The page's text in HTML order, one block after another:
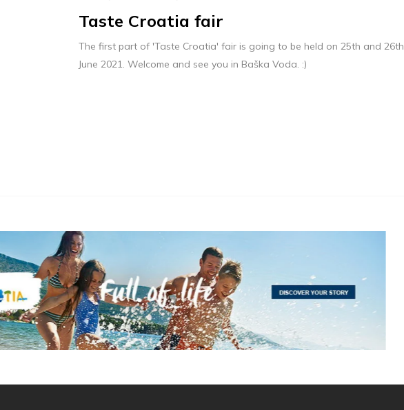
Taste Croatia fair
The first part of 'Taste Croatia' fair is going to be held on 25th and 26th
June 2021. Welcome and see you in Baška Voda. :)